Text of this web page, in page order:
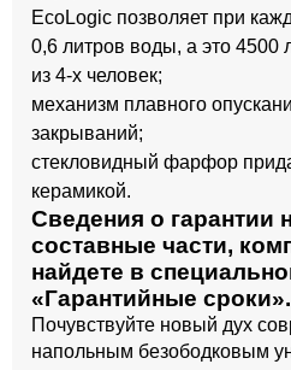
EcoLogic позволяет при
0,6 литров воды, а это 4500
из 4-х человек;
механизм плавного
закрываний;
стекловидный фарфор
керамикой.
Сведения о гарантии
составные части,
найдете в
«Гарантийные сроки».
Почувствуйте новый дух
напольным безободковым